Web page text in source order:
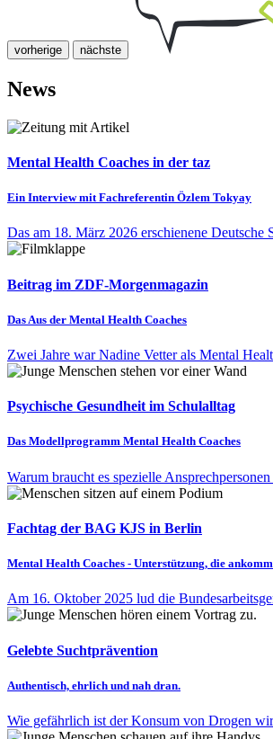
vorherige nächste
News
Mental Health Coaches in der taz
Ein Interview mit Fachreferentin Özlem Tokyay
Das am 18. März 2026 erschienene
Beitrag im ZDF-Morgenmagazin
Das Aus der Mental Health Coaches
Zwei Jahre war Nadine Vetter als Mental
Psychische Gesundheit im Schulalltag
Das Modellprogramm Mental Health Coaches
Warum braucht es spezielle
Fachtag der BAG KJS in Berlin
Mental Health Coaches - Unterstützung, die
Am 16. Oktober 2025 lud die
Gelebte Suchtprävention
Authentisch, ehrlich und nah dran.
Wie gefährlich ist der Konsum von Drogen